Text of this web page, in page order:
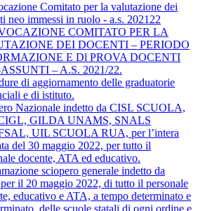
Comitato per la valutazione dei
neo immessi in ruolo - a.s. 202122
COMITATO PER LA
DEI DOCENTI – PERIODO
E Dl PROVA DOCENTI
– A.S. 2021/22.
di aggiornamento delle graduatorie
e di istituto.
Nazionale indetto da CISL SCUOLA,
GILDA UNAMS, SNALS
UIL SCUOLA RUA, per l’intera
del 30 maggio 2022, per tutto il
docente, ATA ed educativo.
sciopero generale indetto da
il 20 maggio 2022, di tutto il personale
educativo e ATA, a tempo determinato e